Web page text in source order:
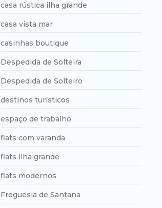
casa rústica ilha grande
casa vista mar
casinhas boutique
Despedida de Solteira
Despedida de Solteiro
destinos turísticos
espaço de trabalho
flats com varanda
flats ilha grande
flats modernos
Freguesia de Santana